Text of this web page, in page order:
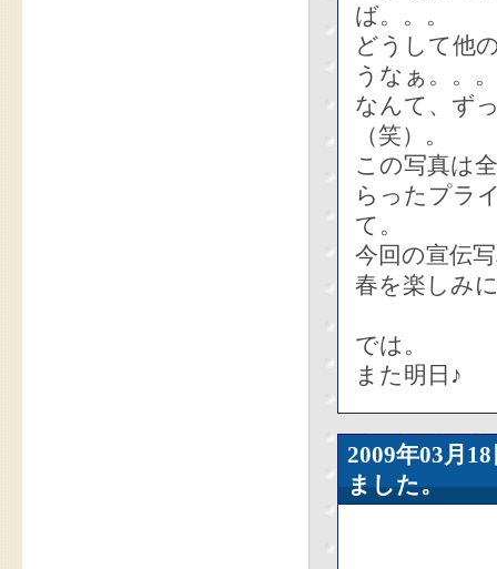
ば。。。
どうして他
うなぁ。。。
なんて、ず
（笑）。
この写真は
らったプラ
て。
今回の宣伝
春を楽しみ
では。
また明日♪
2009年03
ました。